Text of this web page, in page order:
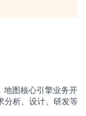
地图核心引擎业务开
分析、设计、研发等